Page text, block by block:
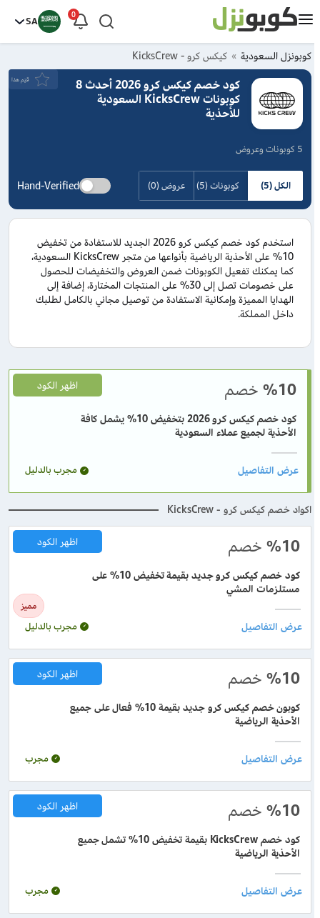
0
SA
كوبونزل السعودية كيكس كرو - KicksCrew
كود خصم كيكس كرو 2026 أحدث 8
كوبونات KicksCrew السعودية
للأحذية
5 كوبونات وعروض
قيَم هذا
الكل (5) كوبونات (5) عروض (0) Hand-Verified
استخدم كود خصم كيكس كرو 2026 الجديد للاستفادة من تخفيض
10% على الأحذية الرياضية بأنواعها من متجر KicksCrew السعودية،
كما يمكنك تفعيل الكوبونات ضمن العروض والتخفيضات للحصول
على خصومات تصل إلى 30% على المنتجات المختارة، إضافة إلى
الهدايا المميزة وإمكانية الاستفادة من توصيل مجاني بالكامل لطلبك
داخل المملكة.
%10 خصم
كود خصم كيكس كرو 2026 بتخفيض 10% يشمل كافة
الأحذية لجميع عملاء السعودية
اظهر الكود
مجرب بالدليل
اكواد خصم كيكس كرو - KicksCrew
%10 خصم
مميز
كود خصم كيكس كرو جديد بقيمة تخفيض 10% على
مستلزمات المشي
اظهر الكود
مجرب بالدليل
%10 خصم
كوبون خصم كيكس كرو جديد بقيمة 10% فعال على جميع
الأحذية الرياضية
اظهر الكود
مجرب
%10 خصم
كود خصم KicksCrew بقيمة تخفيض 10% تشمل جميع
الأحذية الرياضية
اظهر الكود
مجرب